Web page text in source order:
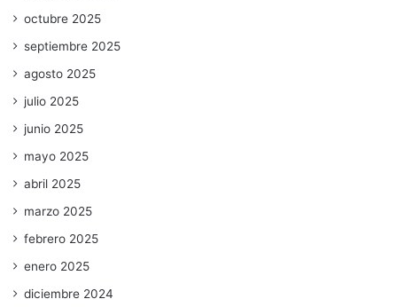
octubre 2025
septiembre 2025
agosto 2025
julio 2025
junio 2025
mayo 2025
abril 2025
marzo 2025
febrero 2025
enero 2025
diciembre 2024